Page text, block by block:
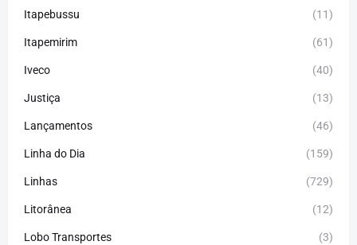
Itapebussu (11)
Itapemirim (61)
Iveco (40)
Justiça (13)
Lançamentos (46)
Linha do Dia (159)
Linhas (729)
Litorânea (12)
Lobo Transportes (3)